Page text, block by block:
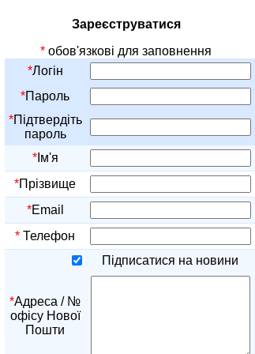
Зареєструватися
* обов'язкові для заповнення
*Логін
*Пароль
*Підтвердіть
пароль
* Ім'я
*Прізвище
*Email
* Телефон
Підписатися на новини
*Адреса / №
офісу Нової
Пошти